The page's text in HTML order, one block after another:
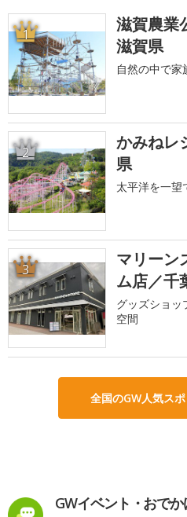
1
滋賀農業
滋賀県
自然の中で家
2
かみねレ
県
太平洋を一望
3
マリーン
ム店／千
グッズショッ
空間
全国のGW人気ス
GWイベント・おでか